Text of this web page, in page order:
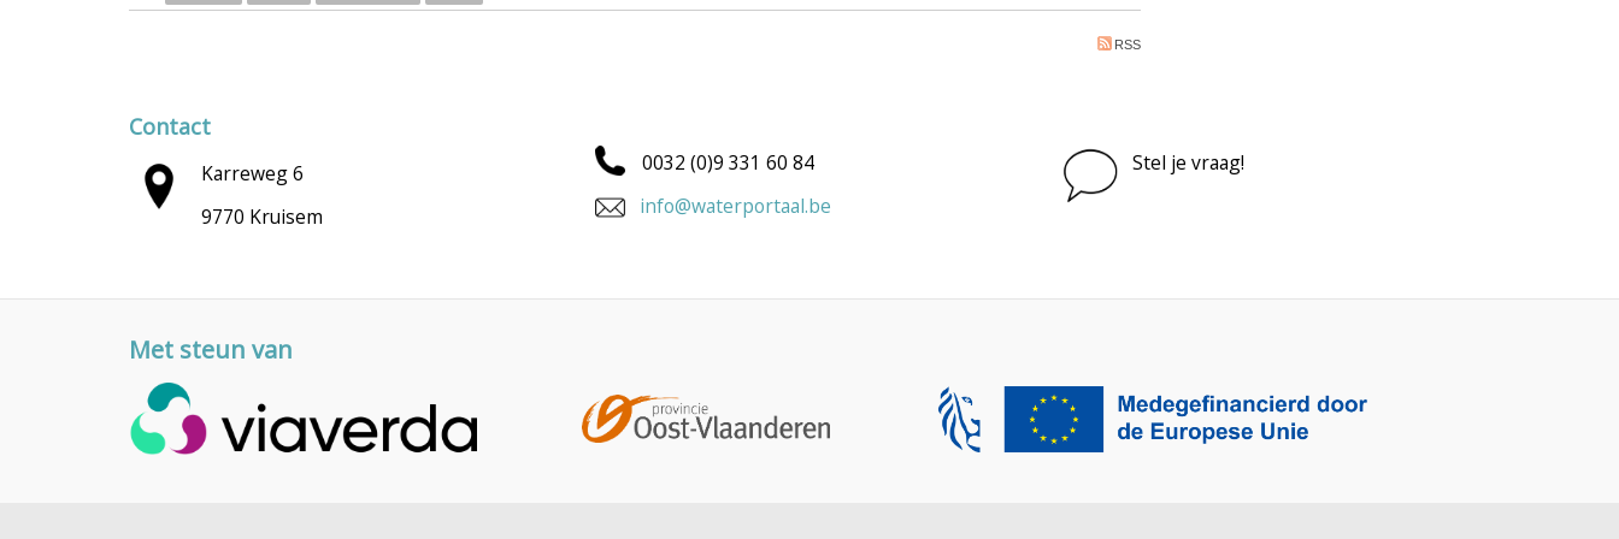
RSS
Contact
Karreweg 6
9770 Kruisem
0032 (0)9 331 60 84
info@waterportaal.be
Stel je vraag!
Met steun van